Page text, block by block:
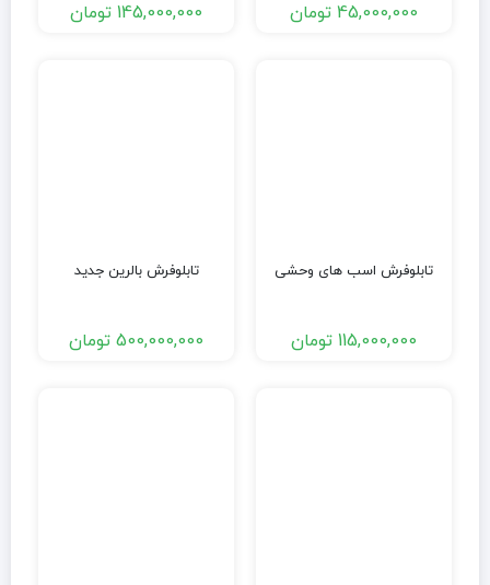
45,000,000 تومان 145,000,000 تومان
تابلوفرش اسب های وحشی
115,000,000 تومان
تابلوفرش بالرین جدید
500,000,000 تومان